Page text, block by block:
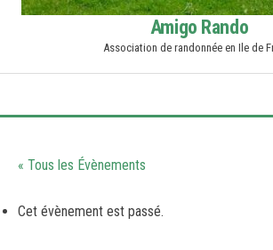
Amigo Rando
Association de randonnée en Ile de
« Tous les Évènements
Cet évènement est passé.